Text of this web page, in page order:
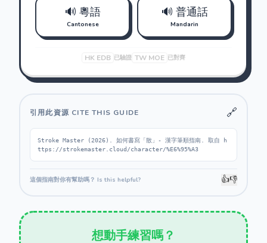
🔊 粵語
Cantonese
🔊 普通話
Mandarin
HK EDB 已驗證 TW MOE 已對齊
引用此資源 CITE THIS GUIDE 🔗
Stroke Master (2026). 如何書寫「散」- 漢字筆順指南. 取自 h
ttps://strokemaster.cloud/character/%E6%95%A3
這個指南對你有幫助嗎？ Is this helpful? 👍👎
想動手練習嗎？